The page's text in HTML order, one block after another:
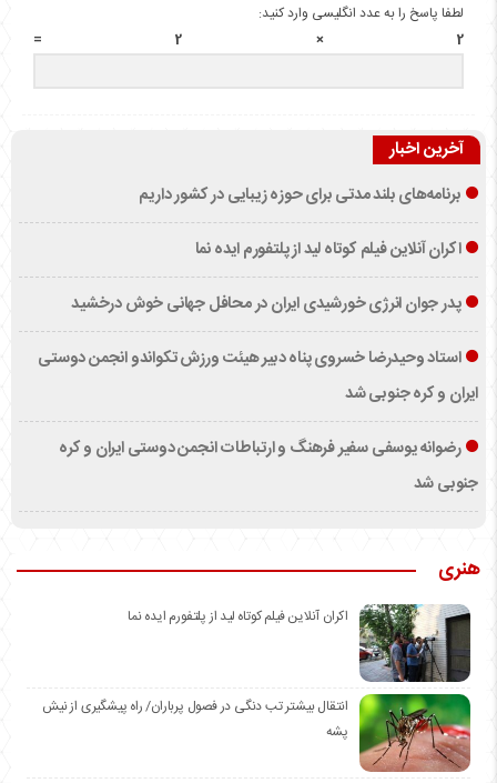
لطفا پاسخ را به عدد انگلیسی وارد کنید:
2 × 2 =
آخرین اخبار
برنامه‌های بلند مدتی برای حوزه زیبایی در کشور داریم
اکران آنلاین فیلم کوتاه لید از پلتفورم ایده نما
پدر جوان انرژی خورشیدی ایران در محافل جهانی خوش درخشید
استاد وحیدرضا خسروی پناه دبیر هیئت ورزش تکواندو انجمن دوستی
ایران و کره جنوبی شد
رضوانه یوسفی سفیر فرهنگ و ارتباطات انجمن دوستی ایران و کره
جنوبی شد
هنری
اکران آنلاین فیلم کوتاه لید از پلتفورم ایده نما
انتقال بیشتر تب دنگی در فصول پرباران/ راه پیشگیری از نیش
پشه